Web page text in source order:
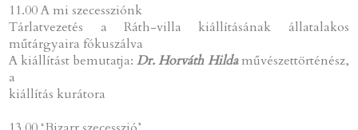
11.00 A mi szecessziónk
Tárlatvezetés a Ráth-villa kiállításának állatalakos
műtárgyaira fókuszálva
A kiállítást bemutatja: Dr. Horváth Hildaművészettörténész,
a
kiállítás kurátora